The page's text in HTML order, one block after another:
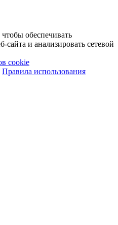
обеспечивать
и анализировать сетевой
cookie
Правила использования